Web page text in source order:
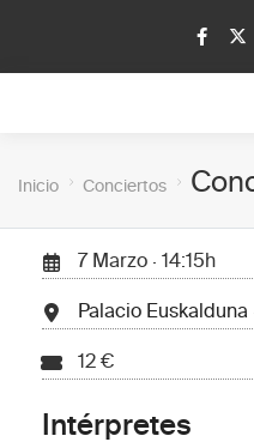
Inicio Conciertos
7 Marzo · 14:15h
Palacio Euskalduna
12 €
Intérpretes